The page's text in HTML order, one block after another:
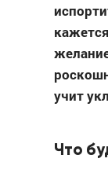
учит
Что